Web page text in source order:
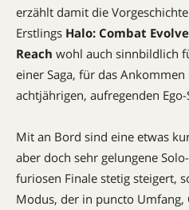
erzählt damit die
Erstlings Halo: Combat
Reach wohl auch sinnbildlich
einer Saga, für das
achtjährigen, aufregenden Ego-
Mit an Bord sind eine etwas
aber doch sehr gelungene
furiosen Finale stetig steigert,
Modus, der in puncto